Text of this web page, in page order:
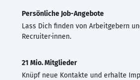
Persönliche Job-Angebote
Lass Dich finden von Arbeitgebern
Recruiter·innen.
21 Mio. Mitglieder
Knüpf neue Kontakte und erhalte